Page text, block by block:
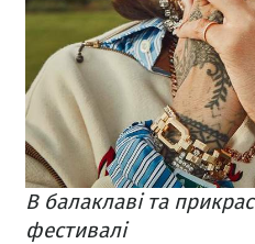
В балаклаві та
фестивалі